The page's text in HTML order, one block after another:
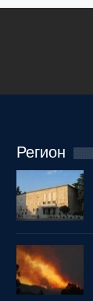
Регион